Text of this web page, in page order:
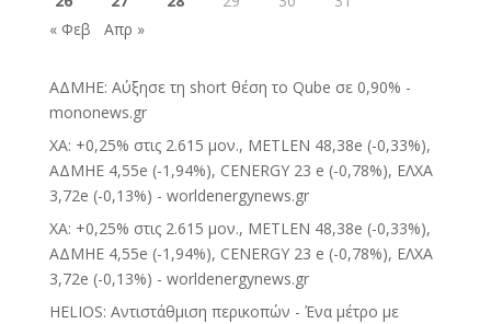
« Φεβ
Απρ »
ΑΔΜΗΕ: Αύξησε τη short θέση το Qube σε 0,90% -
mononews.gr
ΧΑ: +0,25% στις 2.615 μον., METLEN 48,38e (-0,33%),
ΑΔΜΗΕ 4,55e (-1,94%), CENERGY 23 e (-0,78%), ΕΛΧΑ
3,72e (-0,13%) - worldenergynews.gr
ΧΑ: +0,25% στις 2.615 μον., METLEN 48,38e (-0,33%),
ΑΔΜΗΕ 4,55e (-1,94%), CENERGY 23 e (-0,78%), ΕΛΧΑ
3,72e (-0,13%) - worldenergynews.gr
HELIOS: Αντιστάθμιση περικοπών - Ένα μέτρο με